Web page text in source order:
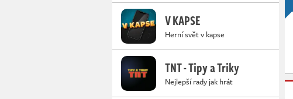
V KAPSE
Herní svět v kapse
TNT - Tipy a Triky
Nejlepší rady jak hrát